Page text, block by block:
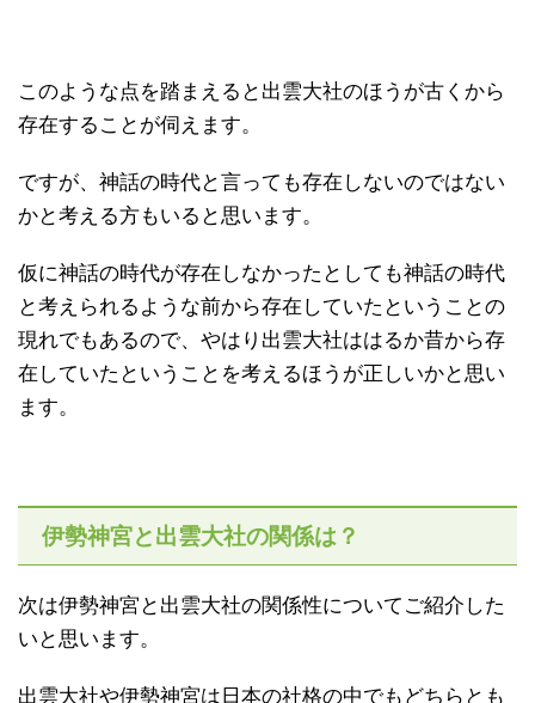
このような点を踏まえると出雲大社のほうが古くから
存在することが伺えます。
ですが、神話の時代と言っても存在しないのではない
かと考える方もいると思います。
仮に神話の時代が存在しなかったとしても神話の時代
と考えられるような前から存在していたということの
現れでもあるので、やはり出雲大社ははるか昔から存
在していたということを考えるほうが正しいかと思い
ます。
伊勢神宮と出雲大社の関係は？
次は伊勢神宮と出雲大社の関係性についてご紹介した
いと思います。
出雲大社や伊勢神宮は日本の社格の中でもどちらとも